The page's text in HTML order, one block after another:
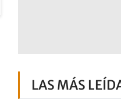
LAS MÁS